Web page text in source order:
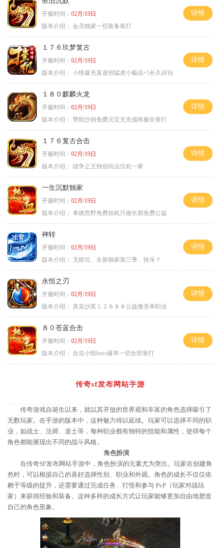
开服时间： 02月/19日
版本介绍： 会员独家一切装备靠打
详情
１７６玖梦复古
开服时间： 02月/19日
版本介绍： 小怪爆充直道招猛虎小极品+5长久好玩
详情
１８０麒麟火龙
开服时间： 02月/19日
版本介绍： 赞助沙捐免费元宝无充值终极全靠打
详情
１７６复古合击
开服时间： 02月/19日
版本介绍： 战争之王独创玩法仅此一家
详情
一生沉默独家
开服时间： 02月/19日
版本介绍： 单挑荒野免费挂机只做长期免费公益
详情
神转
开服时间： 02月/19日
版本介绍： 无暗坑、全新独家第三季、快乐？
详情
永恒之刃
开服时间： 02月/19日
版本介绍： 真实沙奖１２８８８公益微变单职业
详情
８０苍蓝合击
开服时间： 02月/19日
版本介绍： 合击小怪boss爆率一切全部靠打
详情
传奇sf发布网站手游
传奇游戏自诞生以来，就以其开放的世界观和丰富的角色选择吸引了
无数玩家。在手游的版本中，这种魅力得以延续。玩家可以选择不同的职
业，如战士、法师、道士等，每种职业都有独特的技能和属性，使得每个
角色都能展现出不同的战斗风格。
角色扮演
在传奇SF发布网站手游中，角色扮演的元素尤为突出。玩家在创建角
色时，可以根据自己的喜好选择性别、职业和外观。角色的成长不仅仅依
赖于等级的提升，还需要通过完成任务、打怪和参与 PvP（玩家对战玩
家）来获得经验和装备。这种多样的成长方式让玩家能够更加自由地塑造
自己的角色形象。